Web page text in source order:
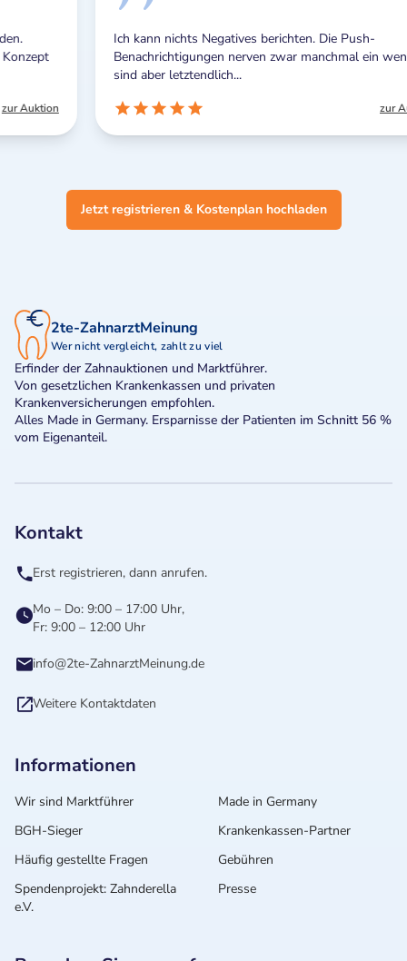
Ich kann nichts Negatives berichten. Die Push-
Benachrichtigungen nerven zwar manchmal ein wenig,
sind aber letztendlich...
Jetzt registrieren & Kostenplan hochladen
2te-ZahnarztMeinung
Wer nicht vergleicht, zahlt zu viel
Erfinder der Zahnauktionen und Marktführer.
Von gesetzlichen Krankenkassen und privaten
Krankenversicherungen empfohlen.
Alles Made in Germany. Ersparnisse der Patienten im Schnitt 56 %
vom Eigenanteil.
Kontakt
Erst registrieren, dann anrufen.
Mo – Do: 9:00 – 17:00 Uhr,
Fr: 9:00 – 12:00 Uhr
info@2te-ZahnarztMeinung.de
Weitere Kontaktdaten
Informationen
Wir sind Marktführer
Made in Germany
BGH-Sieger
Krankenkassen-Partner
Häufig gestellte Fragen
Gebühren
Spendenprojekt: Zahnderella
e.V.
Presse